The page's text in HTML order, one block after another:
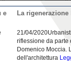
e
La
21/04/
riflessione da parte
Domenico Moccia.
dell'architettura